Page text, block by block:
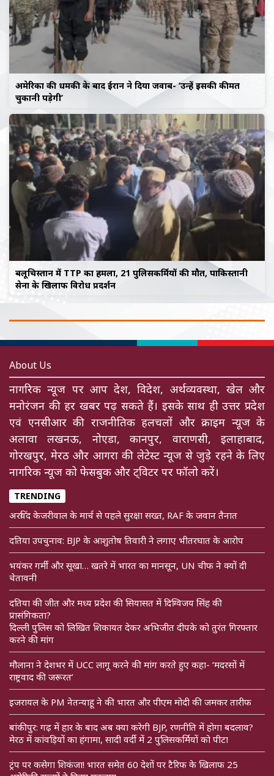
अमेरिका की धमकी के बाद ईरान ने दिया जवाब- ‘उन्हें इसकी कीमत
चुकानी पड़ेगी’
बलूचिस्तान में TTP का हमला, 21 पुलिसकर्मियों की मौत, पाकिस्तानी
सेना के खिलाफ विरोध प्रदर्शन
About Us
नागरिक न्यूज पर आप देश, विदेश, अर्थव्यवस्था, खेल और
मनोरंजन की हर खबर पढ़ सकते हैं। इसके साथ ही उत्तर प्रदेश
एवं एनसीआर की राजनीतिक हलचलों और क्राइम न्यूज के
अलावा लखनऊ, नोएडा, कानपुर, वाराणसी, इलाहाबाद,
गोरखपुर, मेरठ और आगरा की लेटेस्ट न्यूज से जुड़े रहने के लिए
नागरिक न्यूज को फेसबुक और ट्विटर पर फॉलो करें।
TRENDING
अरविंद केजरीवाल के मार्च से पहले सुरक्षा सख्त, RAF के जवान तैनात
दतिया उपचुनाव: BJP के आशुतोष तिवारी ने लगाए भीतरघात के आरोप
भयंकर गर्मी और सूखा… खतरे में भारत का मानसून, UN चीफ ने क्यों दी
चेतावनी
दतिया की जीत और मध्य प्रदेश की सियासत में दिग्विजय सिंह की
प्रासंगिकता?
दिल्ली पुलिस को लिखित शिकायत देकर अभिजीत दीपके को तुरंत गिरफ्तार
करने की मांग
मौलाना ने देशभर में UCC लागू करने की मांग करते हुए कहा- ‘मदरसों में
राष्ट्रवाद की जरूरत’
इजरायल के PM नेतन्याहू ने की भारत और पीएम मोदी की जमकर तारीफ
बांकीपुर: गढ़ में हार के बाद अब क्या करेगी BJP, रणनीति में होगा बदलाव?
मेरठ में कांवड़ियों का हंगामा, सादी वर्दी में 2 पुलिसकर्मियों को पीटा
ट्रंप पर कसेगा शिकंजा! भारत समेत 60 देशों पर टैरिफ के खिलाफ 25